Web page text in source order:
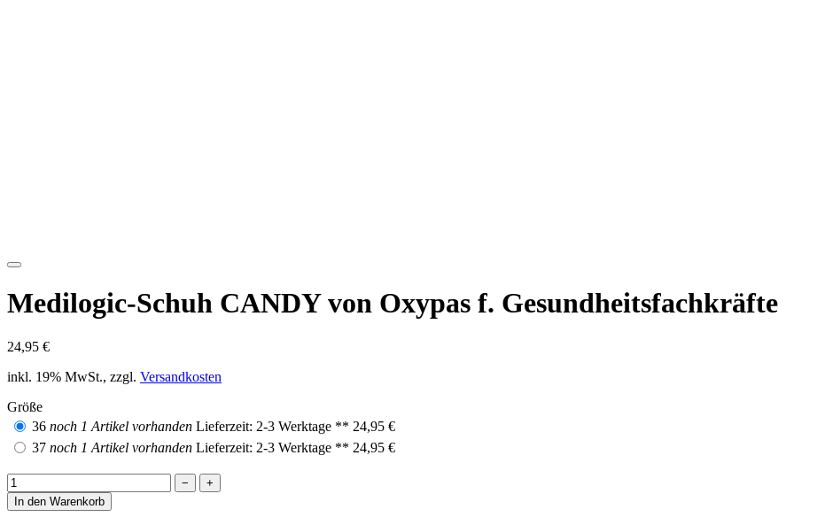
Medilogic-Schuh CANDY von Oxypas f. Gesundheitsfachkräfte
24,95 €
inkl. 19% MwSt., zzgl. Versandkosten
Größe
36 noch 1 Artikel vorhanden Lieferzeit: 2-3 Werktage ** 24,95 €
37 noch 1 Artikel vorhanden Lieferzeit: 2-3 Werktage ** 24,95 €
−
+
In den Warenkorb